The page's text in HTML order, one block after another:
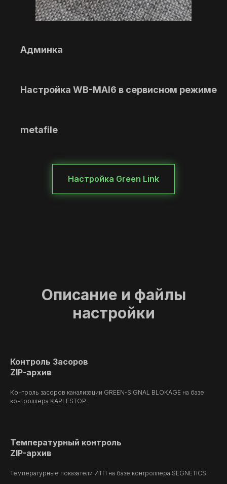
Админка
Настройка WB-MAI6 в сервисном режиме
metafile
Настройка Green Link
Описание и файлы
настройки
Контроль Засоров
ZIP-архив
Контроль засоров канализации GREEN-SIGNAL BLOKAGE на базе
контроллера KAPLESTOP.
Температурный контроль
ZIP-архив
Температурные показатели ИТП на базе контроллера SEGNETICS.